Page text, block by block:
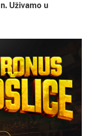
Uživamo u